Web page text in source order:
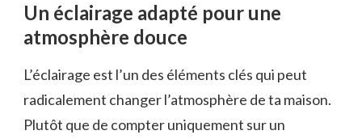
Un éclairage adapté pour une
atmosphère douce
L’éclairage est l’un des éléments clés qui peut
radicalement changer l’atmosphère de ta maison.
Plutôt que de compter uniquement sur un